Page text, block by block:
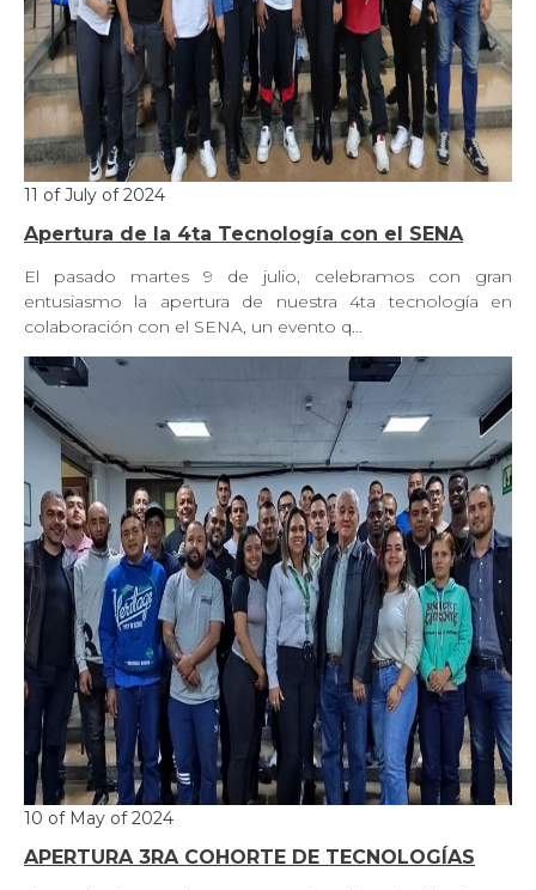
11 of July of 2024
Apertura de la 4ta Tecnología con el SENA
El pasado martes 9 de julio, celebramos con gran
entusiasmo la apertura de nuestra 4ta tecnología en
colaboración con el SENA, un evento q…
10 of May of 2024
APERTURA 3RA COHORTE DE TECNOLOGÍAS